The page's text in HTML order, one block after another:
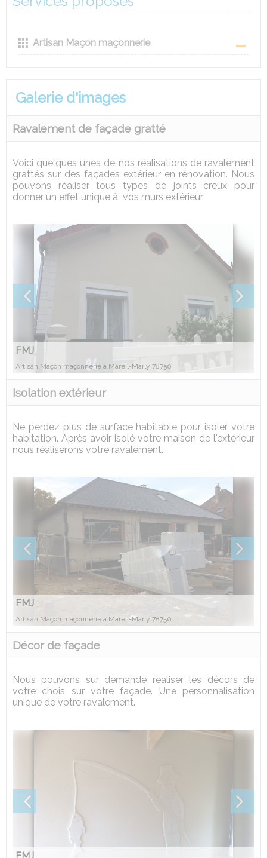
Artisan Maçon maçonnerie
Galerie d'images
Ravalement de façade gratté
Voici quelques unes de nos réalisations de ravalement
grattés sur des façades extérieur en rénovation. Nous
pouvons réaliser tous types de joints creux pour
donner un effet unique à vos murs extérieur.
FMJ
Artisan Maçon maçonnerie à Mareil-Marly 78750
Isolation extérieur
Ne perdez plus de surface habitable pour isoler votre
habitation. Après avoir isolé votre maison de l'extérieur
nous réaliserons votre ravalement.
FMJ
Artisan Maçon maçonnerie à Mareil-Marly 78750
Décor de façade
Nous pouvons sur demande réaliser les décors de
votre chois sur votre façade. Une personnalisation
unique de votre ravalement.